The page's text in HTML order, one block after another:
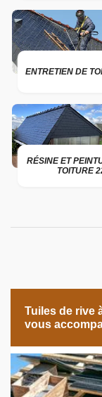
ENTRETIEN DE
RÉSINE ET
TOITURE
Tuiles de rive
vous